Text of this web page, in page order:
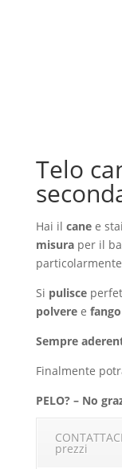
Telo
Hai il canee
misuraper il
particolarmente
Si pulisce
polveree fango
Sempre
Finalmente
PELO? – No
prezzi